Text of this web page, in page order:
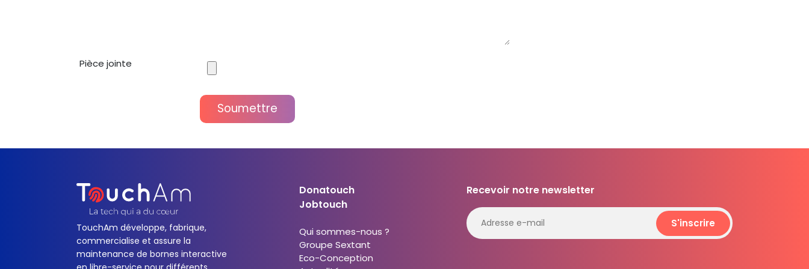
Pièce jointe
Soumettre
Recevoir notre newsletter
S'inscrire
TouchAm développe, fabrique,
commercialise et assure la
maintenance de bornes interactive
Donatouch
Jobtouch
Qui sommes-nous ?
Groupe Sextant
Eco-Conception